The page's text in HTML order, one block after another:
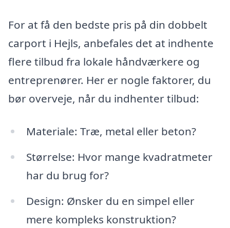
For at få den bedste pris på din dobbelt
carport i Hejls, anbefales det at indhente
flere tilbud fra lokale håndværkere og
entreprenører. Her er nogle faktorer, du
bør overveje, når du indhenter tilbud:
Materiale: Træ, metal eller beton?
Størrelse: Hvor mange kvadratmeter
har du brug for?
Design: Ønsker du en simpel eller
mere kompleks konstruktion?